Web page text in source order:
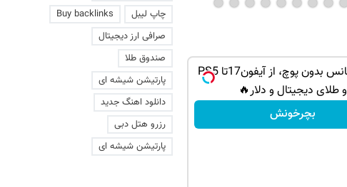
گردونه شانس بدون پوچ، از آیفون17تا PS5
و طلای دیجیتال و دلار🔥
بچرخونش
چاپ لیبل
Buy backlinks
صرافی ارز دیجیتال
صندوق طلا
پارتیشن شیشه ای
دانلود اهنگ جدید
رزرو هتل دبی
پارتیشن شیشه ای